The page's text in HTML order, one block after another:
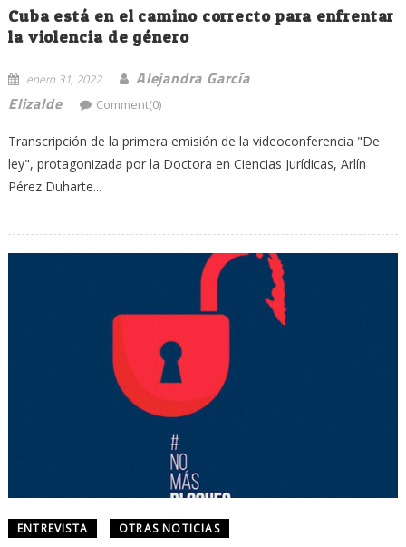
Cuba está en el camino correcto para enfrentar
la violencia de género
enero 31, 2022
Alejandra García
Elizalde
Comment(0)
Transcripción de la primera emisión de la videoconferencia "De
ley", protagonizada por la Doctora en Ciencias Jurídicas, Arlín
Pérez Duharte...
ENTREVISTA OTRAS NOTICIAS